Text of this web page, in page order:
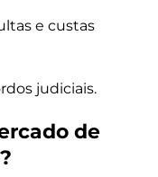
e custas
judiciais.
de